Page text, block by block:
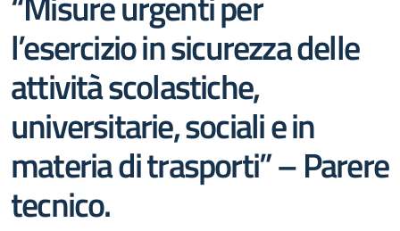
l’esercizio in sicurezza delle
attività scolastiche,
universitarie, sociali e in
materia di trasporti” – Parere
tecnico.